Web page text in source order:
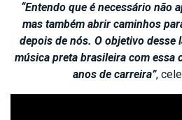
“Entendo que é necessário não
mas também abrir caminhos
depois de nós. O objetivo desse
música preta brasileira com essa
anos de carreira”,